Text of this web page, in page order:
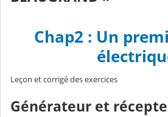
Chap2 : Un
Leçon et corrigé des exercices
Générateur et